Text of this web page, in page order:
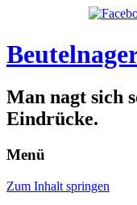
Man nagt sich
Eindrücke.
Menü
Zum Inhalt springen